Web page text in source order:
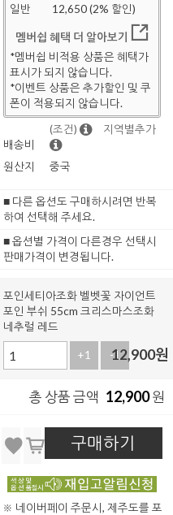
일반
12,650 (2% 할인)
멤버쉽 혜택 더 알아보기
*멤버쉽 비적용 상품은 혜택가
표시가 되지 않습니다.
*이벤트 상품은 추가할인 및 쿠
폰이 적용되지 않습니다.
배송비
(조건) 지역별추가
원산지 중국
■ 다른 옵션도 구매하시려면 반복
하여 선택해 주세요.
■ 옵션별 가격이 다른경우 선택시
판매가격이 변경됩니다.
포인세티아조화 벨벳꽃 자이언트
포인 부쉬 55cm 크리스마스조화
네추럴 레드
+1 -1
12,900원
총 상품 금액 12,900원
구매하기
※ 네이버페이 주문시, 제주도를 포